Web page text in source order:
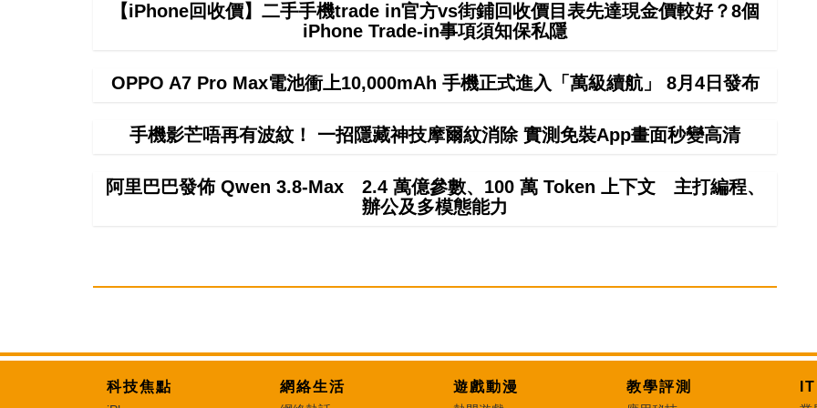
【iPhone回收價】二手手機trade in官方vs街鋪回收價目表先達現金價較好？8個
iPhone Trade-in事項須知保私隱
OPPO A7 Pro Max電池衝上10,000mAh 手機正式進入「萬級續航」 8月4日發布
手機影芒唔再有波紋！ 一招隱藏神技摩爾紋消除 實測免裝App畫面秒變高清
阿里巴巴發佈 Qwen 3.8-Max 2.4 萬億參數、100 萬 Token 上下文 主打編程、
辦公及多模態能力
科技焦點 網絡生活 遊戲動漫 教學評測